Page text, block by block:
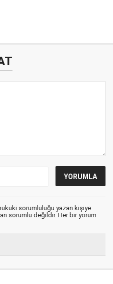
sorumluluğu yazan kişiye
sorumlu değildir. Her bir yorum